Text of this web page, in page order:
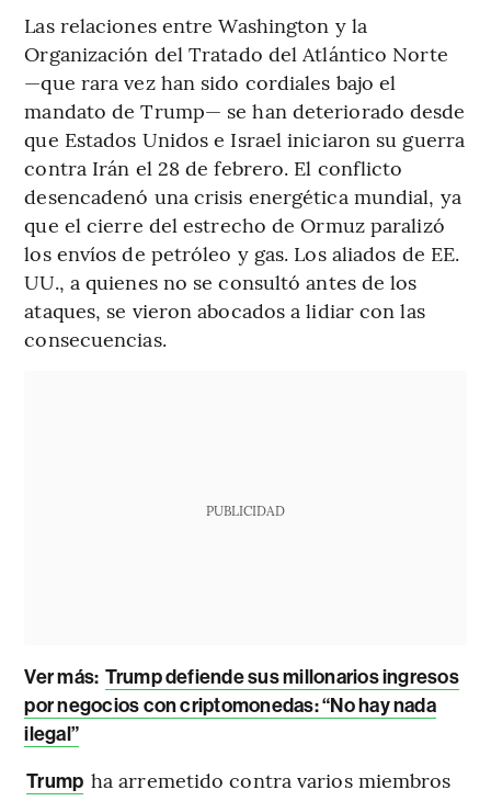
Las relaciones entre Washington y la
Organización del Tratado del Atlántico Norte
—que rara vez han sido cordiales bajo el
mandato de Trump— se han deteriorado desde
que Estados Unidos e Israel iniciaron su guerra
contra Irán el 28 de febrero. El conflicto
desencadenó una crisis energética mundial, ya
que el cierre del estrecho de Ormuz paralizó
los envíos de petróleo y gas. Los aliados de EE.
UU., a quienes no se consultó antes de los
ataques, se vieron abocados a lidiar con las
consecuencias.
PUBLICIDAD
Ver más: Trump defiende sus millonarios ingresos
por negocios con criptomonedas: “No hay nada
ilegal”
Trump ha arremetido contra varios miembros